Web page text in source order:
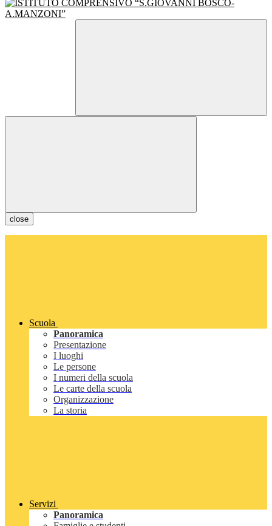
close
Scuola
Panoramica
Presentazione
I luoghi
Le persone
I numeri della scuola
Le carte della scuola
Organizzazione
La storia
Servizi
Panoramica